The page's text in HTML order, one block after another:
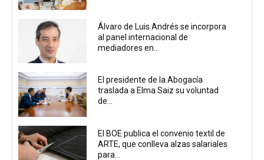
Álvaro de Luis Andrés se incorpora
al panel internacional de
mediadores en...
El presidente de la Abogacía
traslada a Elma Saiz su voluntad
de...
El BOE publica el convenio textil de
ARTE, que conlleva alzas salariales
para...